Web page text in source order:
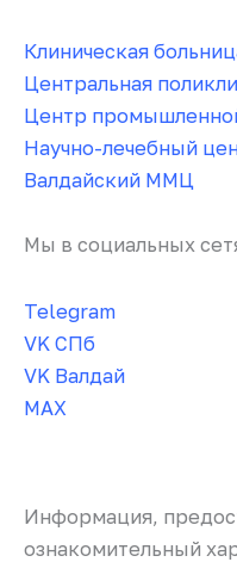
Клиническая
Центральная
Центр
Научно-лечебный
Валдайский ММЦ
Мы в социальных
Telegram
VK СПб
VK Валдай
MAX
Информация,
ознакомительный